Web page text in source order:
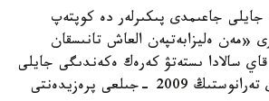
جاعىمدى پىكىرلەر دە كوپتەپ
«مەن ەليزابەتپەن العاش تانىسقان
سالادا ىستەتۋ كەرەك ەكەندىگى جايلى
ناقتى ءبىلدى» دەدى تەرانوستىڭ 2009 -جىلعى پرەزيدەنتى